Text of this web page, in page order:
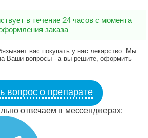
в течение 24 часов с момента
заказа
вас покупать у нас лекарство. Мы
Ваши вопросы - а вы решите, оформить
вопрос о препарате
отвечаем в мессенджерах: